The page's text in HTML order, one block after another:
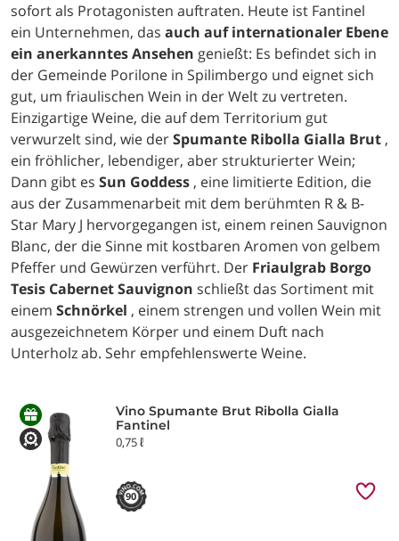
sofort als Protagonisten auftraten. Heute ist Fantinel
ein Unternehmen, das auch auf internationaler Ebene
ein anerkanntes Ansehen genießt: Es befindet sich in
der Gemeinde Porilone in Spilimbergo und eignet sich
gut, um friaulischen Wein in der Welt zu vertreten.
Einzigartige Weine, die auf dem Territorium gut
verwurzelt sind, wie derSpumante Ribolla Gialla Brut ,
ein fröhlicher, lebendiger, aber strukturierter Wein;
Dann gibt es Sun Goddess , eine limitierte Edition, die
aus der Zusammenarbeit mit dem berühmten R & B-
Star Mary J hervorgegangen ist, einem reinen Sauvignon
Blanc, der die Sinne mit kostbaren Aromen von gelbem
Pfeffer und Gewürzen verführt. Der Friaulgrab Borgo
Tesis Cabernet Sauvignon schließt das Sortiment mit
einem Schnörkel , einem strengen und vollen Wein mit
ausgezeichnetem Körper und einem Duft nach
Unterholz ab. Sehr empfehlenswerte Weine.
Vino Spumante Brut Ribolla Gialla
Fantinel
0,75 ℓ
90